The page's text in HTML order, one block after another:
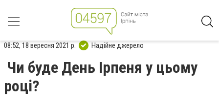
08:52, 18 вересня 2021 р. Надійне джерело
Чи буде День Ірпеня у цьому
році?